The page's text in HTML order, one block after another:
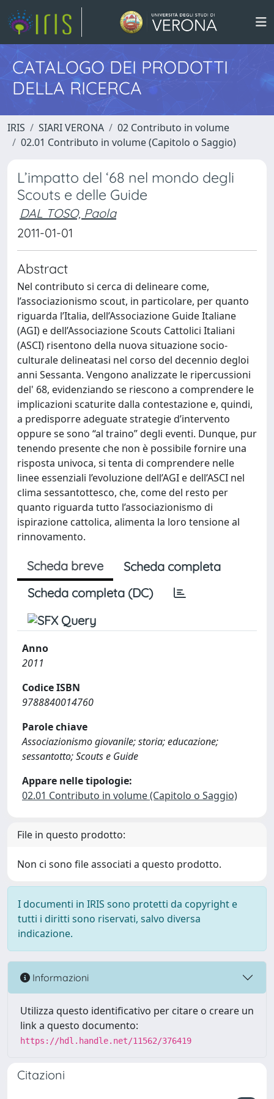
CATALOGO DEI PRODOTTI
DELLA RICERCA
IRIS SIARI VERONA
02 Contributo in volume
02.01 Contributo in volume (Capitolo o Saggio)
L’impatto del ‘68 nel mondo degli
Scouts e delle Guide
DAL TOSO, Paola
2011-01-01
Abstract
Nel contributo si cerca di delineare come,
l’associazionismo scout, in particolare, per quanto
riguarda l’Italia, dell’Associazione Guide Italiane
(AGI) e dell’Associazione Scouts Cattolici Italiani
(ASCI) risentono della nuova situazione socio-
culturale delineatasi nel corso del decennio degloi
anni Sessanta. Vengono analizzate le ripercussioni
del' 68, evidenziando se riescono a comprendere le
implicazioni scaturite dalla contestazione e, quindi,
a predisporre adeguate strategie d’intervento
oppure se sono “al traino” degli eventi. Dunque, pur
tenendo presente che non è possibile fornire una
risposta univoca, si tenta di comprendere nelle
linee essenziali l’evoluzione dell’AGI e dell’ASCI nel
clima sessantottesco, che, come del resto per
quanto riguarda tutto l’associazionismo di
ispirazione cattolica, alimenta la loro tensione al
rinnovamento.
Scheda breve
Scheda completa
Scheda completa (DC)
Anno
2011
Codice ISBN
9788840014760
Parole chiave
Associazionismo giovanile; storia; educazione;
sessantotto; Scouts e Guide
Appare nelle tipologie:
02.01 Contributo in volume (Capitolo o Saggio)
File in questo prodotto:
Non ci sono file associati a questo prodotto.
I documenti in IRIS sono protetti da copyright e
tutti i diritti sono riservati, salvo diversa
indicazione.
Informazioni
Utilizza questo identificativo per citare o creare un
link a questo documento:
https://hdl.handle.net/11562/376419
Citazioni